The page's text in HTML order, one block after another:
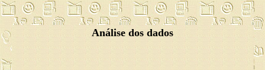
Análise dos dados